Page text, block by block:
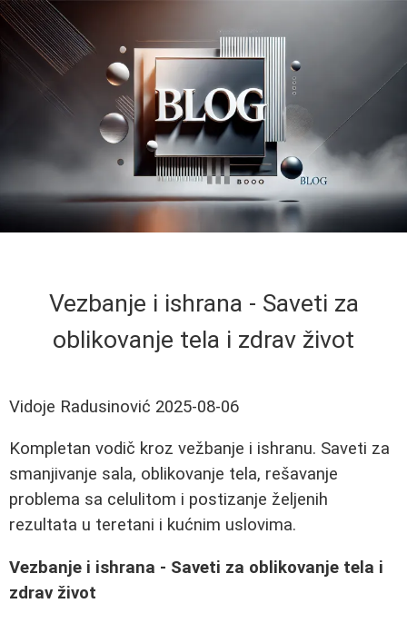
Vezbanje i ishrana - Saveti za
oblikovanje tela i zdrav život
Vidoje Radusinović 2025-08-06
Kompletan vodič kroz vežbanje i ishranu. Saveti za
smanjivanje sala, oblikovanje tela, rešavanje
problema sa celulitom i postizanje željenih
rezultata u teretani i kućnim uslovima.
Vezbanje i ishrana - Saveti za oblikovanje tela i
zdrav život